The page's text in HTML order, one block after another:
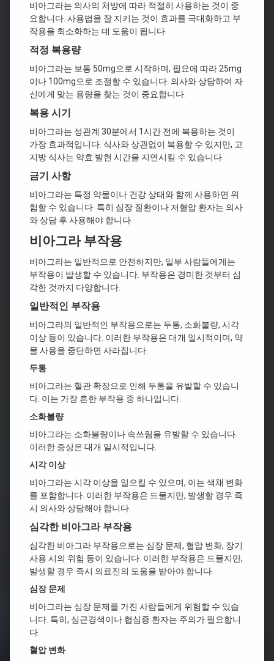
비아그라는 의사의 처방에 따라 적절히 사용하는 것이 중
요합니다. 사용법을 잘 지키는 것이 효과를 극대화하고 부
작용을 최소화하는 데 도움이 됩니다.
적정 복용량
비아그라는 보통 50mg으로 시작하며, 필요에 따라 25mg
이나 100mg으로 조절할 수 있습니다. 의사와 상담하여 자
신에게 맞는 용량을 찾는 것이 중요합니다.
복용 시기
비아그라는 성관계 30분에서 1시간 전에 복용하는 것이
가장 효과적입니다. 식사와 상관없이 복용할 수 있지만, 고
지방 식사는 약효 발현 시간을 지연시킬 수 있습니다.
금기 사항
비아그라는 특정 약물이나 건강 상태와 함께 사용하면 위
험할 수 있습니다. 특히 심장 질환이나 저혈압 환자는 의사
와 상담 후 사용해야 합니다.
비아그라 부작용
비아그라는 일반적으로 안전하지만, 일부 사람들에게는
부작용이 발생할 수 있습니다. 부작용은 경미한 것부터 심
각한 것까지 다양합니다.
일반적인 부작용
비아그라의 일반적인 부작용으로는 두통, 소화불량, 시각
이상 등이 있습니다. 이러한 부작용은 대개 일시적이며, 약
물 사용을 중단하면 사라집니다.
두통
비아그라는 혈관 확장으로 인해 두통을 유발할 수 있습니
다. 이는 가장 흔한 부작용 중 하나입니다.
소화불량
비아그라는 소화불량이나 속쓰림을 유발할 수 있습니다.
이러한 증상은 대개 일시적입니다.
시각 이상
비아그라는 시각 이상을 일으킬 수 있으며, 이는 색채 변화
를 포함합니다. 이러한 부작용은 드물지만, 발생할 경우 즉
시 의사와 상담해야 합니다.
심각한 비아그라 부작용
심각한 비아그라 부작용으로는 심장 문제, 혈압 변화, 장기
사용 시의 위험 등이 있습니다. 이러한 부작용은 드물지만,
발생할 경우 즉시 의료진의 도움을 받아야 합니다.
심장 문제
비아그라는 심장 문제를 가진 사람들에게 위험할 수 있습
니다. 특히, 심근경색이나 협심증 환자는 주의가 필요합니
다.
혈압 변화